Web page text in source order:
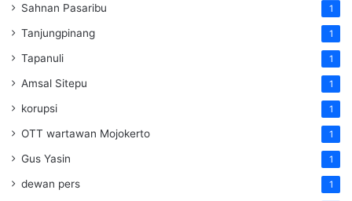
Sahnan Pasaribu 1
Tanjungpinang 1
Tapanuli 1
Amsal Sitepu 1
korupsi 1
OTT wartawan Mojokerto 1
Gus Yasin 1
dewan pers 1